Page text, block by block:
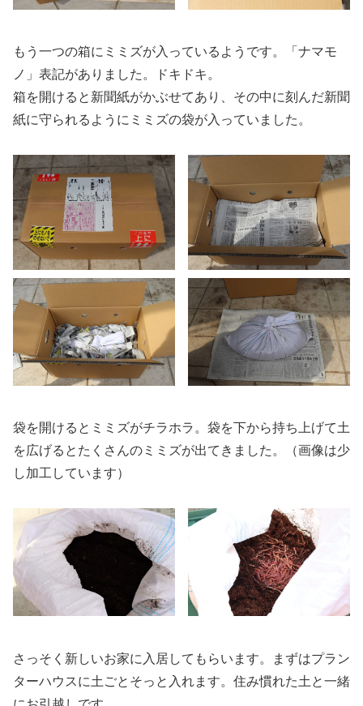
もう一つの箱にミミズが入っているようです。「ナマモ
ノ」表記がありました。ドキドキ。
箱を開けると新聞紙がかぶせてあり、その中に刻んだ新聞
紙に守られるようにミミズの袋が入っていました。
袋を開けるとミミズがチラホラ。袋を下から持ち上げて土
を広げるとたくさんのミミズが出てきました。（画像は少
し加工しています）
さっそく新しいお家に入居してもらいます。まずはプラン
ターハウスに土ごとそっと入れます。住み慣れた土と一緒